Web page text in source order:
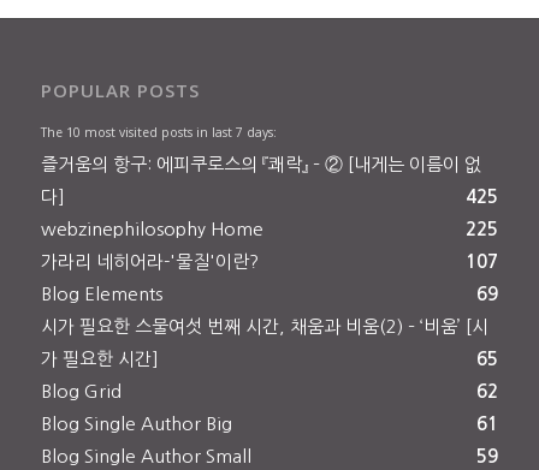
POPULAR POSTS
The 10 most visited posts in last 7 days:
즐거움의 항구: 에피쿠로스의 『쾌락』 – ② [내게는 이름이 없
다]
425
webzinephilosophy Home
225
가라리 네히어라-'물질'이란?
107
Blog Elements
69
시가 필요한 스물여섯 번째 시간, 채움과 비움(2) – ‘비움’ [시
가 필요한 시간]
65
Blog Grid
62
Blog Single Author Big
61
Blog Single Author Small
59